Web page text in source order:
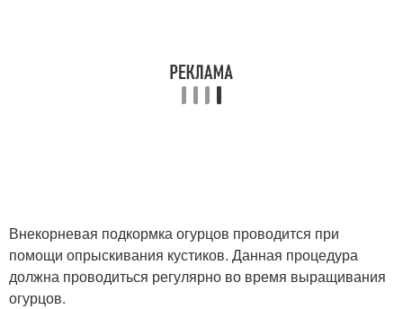
Внекорневая подкормка огурцов проводится при
помощи опрыскивания кустиков. Данная процедура
должна проводиться регулярно во время выращивания
огурцов.